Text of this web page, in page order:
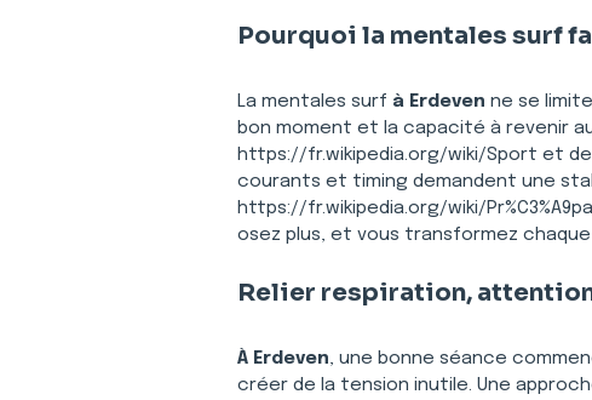
Pourquoi la mentales surf
La mentales surf à Erdeven ne se
bon moment et la capacité à revenir
https://fr.wikipedia.org/wiki/Sport et
courants et timing demandent une
https://fr.wikipedia.org/wiki/
osez plus, et vous transformez
Relier respiration,
À Erdeven, une bonne séance
créer de la tension inutile. Une